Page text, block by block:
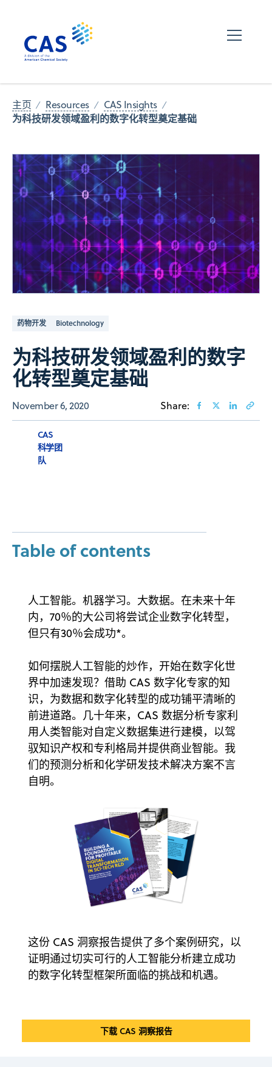
主页 Resources CAS Insights
为科技研发领域盈利的数字化转型奠定基础
药物开发 Biotechnology
为科技研发领域盈利的数字
化转型奠定基础
November 6, 2020 Share:
CAS
科学团
队
Table of contents
人工智能。机器学习。大数据。在未来十年
内，70％的大公司将尝试企业数字化转型，
但只有30％会成功*。
如何摆脱人工智能的炒作，开始在数字化世
界中加速发现？借助 CAS 数字化专家的知
识，为数据和数字化转型的成功铺平清晰的
前进道路。几十年来，CAS 数据分析专家利
用人类智能对自定义数据集进行建模，以驾
驭知识产权和专利格局并提供商业智能。我
们的预测分析和化学研发技术解决方案不言
自明。
这份 CAS 洞察报告提供了多个案例研究，以
证明通过切实可行的人工智能分析建立成功
的数字化转型框架所面临的挑战和机遇。
下载 CAS 洞察报告